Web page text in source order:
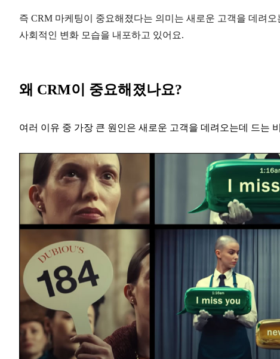
즉 CRM 마케팅이 중요해졌다는 의미는 새로운 고객을 데려
사회적인 변화 모습을 내포하고 있어요.
왜 CRM이 중요해졌나요?
여러 이유 중 가장 큰 원인은 새로운 고객을 데려오는데 드는